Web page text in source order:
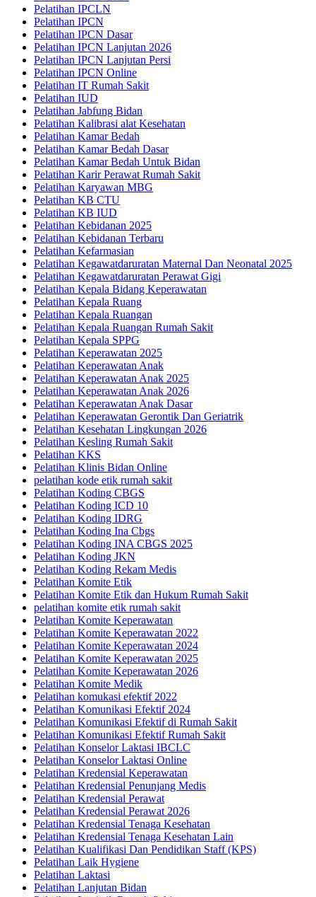
Pelatihan IPCLN
Pelatihan IPCN
Pelatihan IPCN Dasar
Pelatihan IPCN Lanjutan 2026
Pelatihan IPCN Lanjutan Persi
Pelatihan IPCN Online
Pelatihan IT Rumah Sakit
Pelatihan IUD
Pelatihan Jabfung Bidan
Pelatihan Kalibrasi alat Kesehatan
Pelatihan Kamar Bedah
Pelatihan Kamar Bedah Dasar
Pelatihan Kamar Bedah Untuk Bidan
Pelatihan Karir Perawat Rumah Sakit
Pelatihan Karyawan MBG
Pelatihan KB CTU
Pelatihan KB IUD
Pelatihan Kebidanan 2025
Pelatihan Kebidanan Terbaru
Pelatihan Kefarmasian
Pelatihan Kegawatdaruratan Maternal Dan Neonatal 2025
Pelatihan Kegawatdaruratan Perawat Gigi
Pelatihan Kepala Bidang Keperawatan
Pelatihan Kepala Ruang
Pelatihan Kepala Ruangan
Pelatihan Kepala Ruangan Rumah Sakit
Pelatihan Kepala SPPG
Pelatihan Keperawatan 2025
Pelatihan Keperawatan Anak
Pelatihan Keperawatan Anak 2025
Pelatihan Keperawatan Anak 2026
Pelatihan Keperawatan Anak Dasar
Pelatihan Keperawatan Gerontik Dan Geriatrik
Pelatihan Kesehatan Lingkungan 2026
Pelatihan Kesling Rumah Sakit
Pelatihan KKS
Pelatihan Klinis Bidan Online
pelatihan kode etik rumah sakit
Pelatihan Koding CBGS
Pelatihan Koding ICD 10
Pelatihan Koding IDRG
Pelatihan Koding Ina Cbgs
Pelatihan Koding INA CBGS 2025
Pelatihan Koding JKN
Pelatihan Koding Rekam Medis
Pelatihan Komite Etik
Pelatihan Komite Etik dan Hukum Rumah Sakit
pelatihan komite etik rumah sakit
Pelatihan Komite Keperawatan
Pelatihan Komite Keperawatan 2022
Pelatihan Komite Keperawatan 2024
Pelatihan Komite Keperawatan 2025
Pelatihan Komite Keperawatan 2026
Pelatihan Komite Medik
Pelatihan komukasi efektif 2022
Pelatihan Komunikasi Efektif 2024
Pelatihan Komunikasi Efektif di Rumah Sakit
Pelatihan Komunikasi Efektif Rumah Sakit
Pelatihan Konselor Laktasi IBCLC
Pelatihan Konselor Laktasi Online
Pelatihan Kredensial Keperawatan
Pelatihan Kredensial Penunjang Medis
Pelatihan Kredensial Perawat
Pelatihan Kredensial Perawat 2026
Pelatihan Kredensial Tenaga Kesehatan
Pelatihan Kredensial Tenaga Kesehatan Lain
Pelatihan Kualifikasi Dan Pendidikan Staff (KPS)
Pelatihan Laik Hygiene
Pelatihan Laktasi
Pelatihan Lanjutan Bidan